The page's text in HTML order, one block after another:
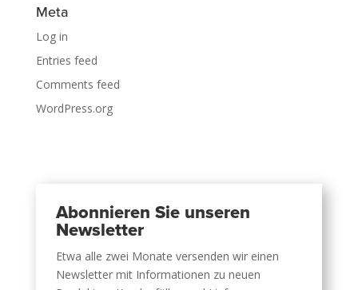
Meta
Log in
Entries feed
Comments feed
WordPress.org
Abonnieren Sie unseren
Newsletter
Etwa alle zwei Monate versenden wir einen
Newsletter mit Informationen zu neuen